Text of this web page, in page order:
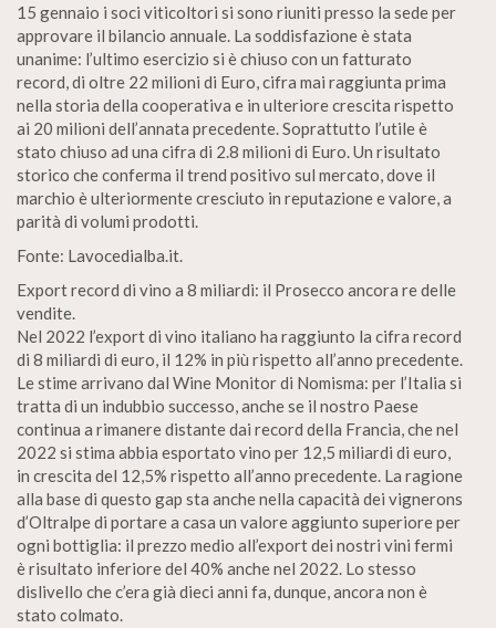
15 gennaio i soci viticoltori si sono riuniti presso la sede per
approvare il bilancio annuale. La soddisfazione è stata
unanime: l’ultimo esercizio si è chiuso con un fatturato
record, di oltre 22 milioni di Euro, cifra mai raggiunta prima
nella storia della cooperativa e in ulteriore crescita rispetto
ai 20 milioni dell’annata precedente. Soprattutto l’utile è
stato chiuso ad una cifra di 2.8 milioni di Euro. Un risultato
storico che conferma il trend positivo sul mercato, dove il
marchio è ulteriormente cresciuto in reputazione e valore, a
parità di volumi prodotti.
Fonte: Lavocedialba.it.
Export record di vino a 8 miliardi: il Prosecco ancora re delle
vendite.
Nel 2022 l’export di vino italiano ha raggiunto la cifra record
di 8 miliardi di euro, il 12% in più rispetto all’anno precedente.
Le stime arrivano dal Wine Monitor di Nomisma: per l’Italia si
tratta di un indubbio successo, anche se il nostro Paese
continua a rimanere distante dai record della Francia, che nel
2022 si stima abbia esportato vino per 12,5 miliardi di euro,
in crescita del 12,5% rispetto all’anno precedente. La ragione
alla base di questo gap sta anche nella capacità dei vignerons
d’Oltralpe di portare a casa un valore aggiunto superiore per
ogni bottiglia: il prezzo medio all’export dei nostri vini fermi
è risultato inferiore del 40% anche nel 2022. Lo stesso
dislivello che c’era già dieci anni fa, dunque, ancora non è
stato colmato.